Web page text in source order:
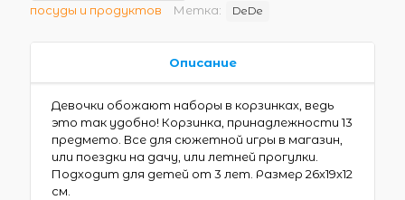
посуды и продуктов
Метка: DeDe
Описание
Девочки обожают наборы в корзинках, ведь
это так удобно! Корзинка, принадлежности 13
предмето. Все для сюжетной игры в магазин,
или поездки на дачу, или летней прогулки.
Подходит для детей от 3 лет. Размер 26х19х12
см.